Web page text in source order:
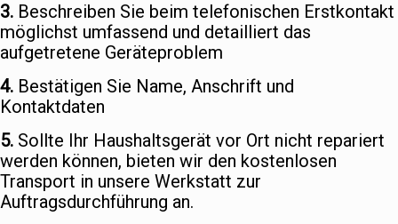
3. Beschreiben Sie beim telefonischen Erstkontakt
möglichst umfassend und detailliert das
aufgetretene Geräteproblem
4. Bestätigen Sie Name, Anschrift und
Kontaktdaten
5. Sollte Ihr Haushaltsgerät vor Ort nicht repariert
werden können, bieten wir den kostenlosen
Transport in unsere Werkstatt zur
Auftragsdurchführung an.